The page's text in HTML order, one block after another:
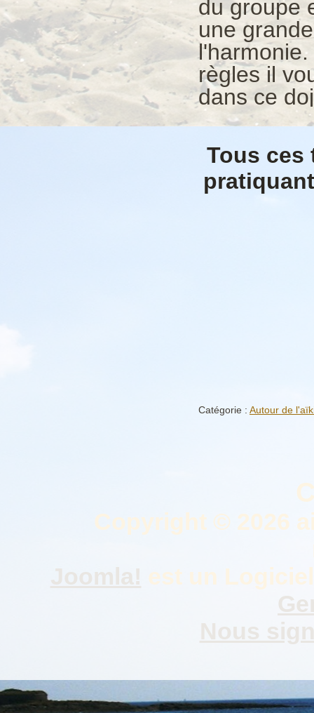
du groupe
une
règles il
dans ce
Tous ces
Catégorie : Autour de
Copyright © 2026
Joomla! est un
Nous